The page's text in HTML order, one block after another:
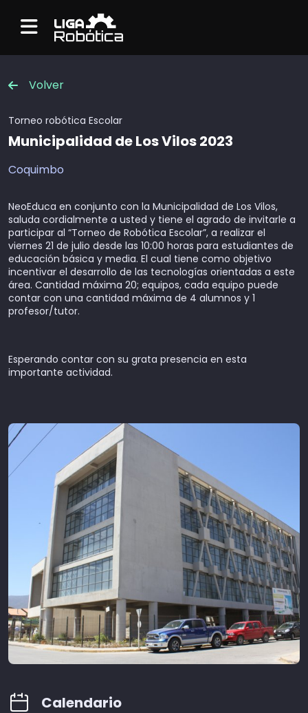
Menu
Volver
Torneo robótica Escolar
Municipalidad de Los Vilos 2023
Coquimbo
NeoEduca en conjunto con la Municipalidad de Los Vilos,
saluda cordialmente a usted y tiene el agrado de invitarle a
participar al “Torneo de Robótica Escolar”, a realizar el
viernes 21 de julio desde las 10:00 horas para estudiantes de
educación básica y media. El cual tiene como objetivo
incentivar el desarrollo de las tecnologías orientadas a este
área. Cantidad máxima 20; equipos, cada equipo puede
contar con una cantidad máxima de 4 alumnos y 1
profesor/tutor.
Esperando contar con su grata presencia en esta
importante actividad.
Calendario